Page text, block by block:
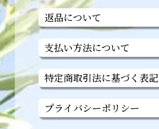
返品について
支払い方法について
特定商取引法に基づく表記
プライバシーポリシー